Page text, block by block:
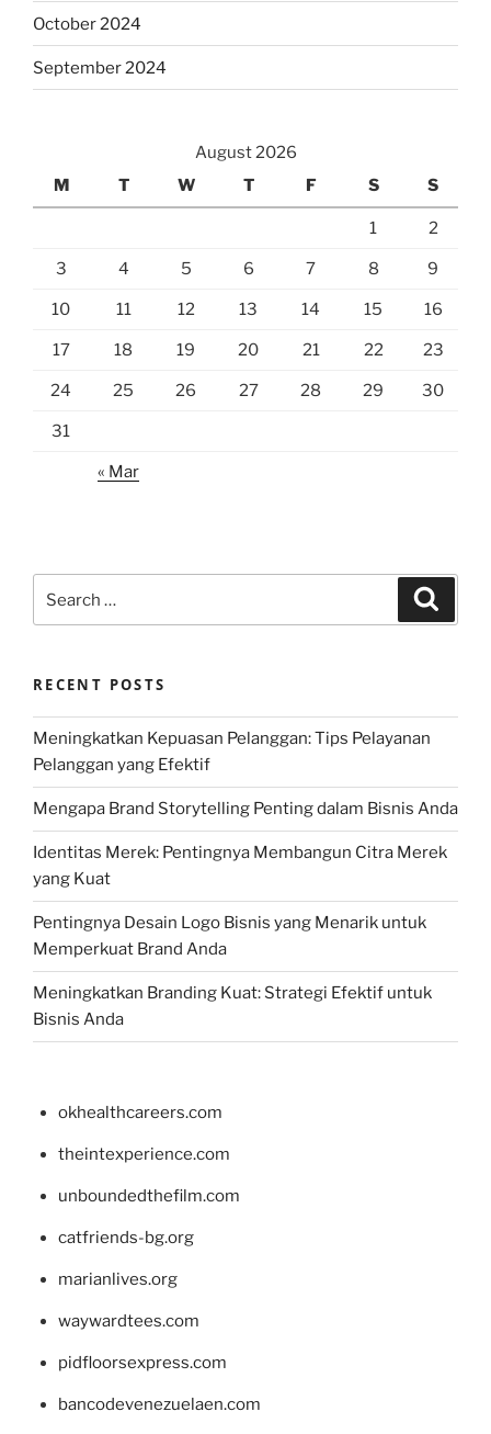
October 2024
September 2024
August 2026
M
T W T F S S
1 2
3 4 5 6 7 8 9
10 11 12 13 14 15 16
17 18 19 20 21 22 23
24 25 26 27 28 29 30
31
« Mar
for:
RECENT POSTS
Meningkatkan Kepuasan Pelanggan: Tips Pelayanan
Pelanggan yang Efektif
Mengapa Brand Storytelling Penting dalam Bisnis Anda
Identitas Merek: Pentingnya Membangun Citra Merek
yang Kuat
Pentingnya Desain Logo Bisnis yang Menarik untuk
Memperkuat Brand Anda
Meningkatkan Branding Kuat: Strategi Efektif untuk
Bisnis Anda
okhealthcareers.com
theintexperience.com
unboundedthefilm.com
catfriends-bg.org
marianlives.org
waywardtees.com
pidfloorsexpress.com
bancodevenezuelaen.com